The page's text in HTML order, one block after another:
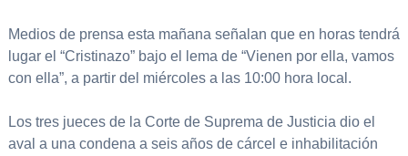
Medios de prensa esta mañana señalan que en horas tendrá
lugar el “Cristinazo” bajo el lema de “Vienen por ella, vamos
con ella”, a partir del miércoles a las 10:00 hora local.
Los tres jueces de la Corte de Suprema de Justicia dio el
aval a una condena a seis años de cárcel e inhabilitación